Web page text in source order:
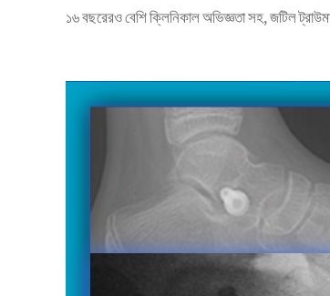
১৬ বছরেরও বেশি ক্লিনিকাল অভিজ্ঞতা সহ, জটিল